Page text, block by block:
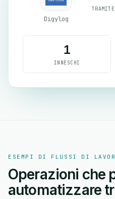
Digylog
TRAMITE
1
INNESCHI
ESEMPI DI FLUSSI DI
Operazioni che
automatizzare